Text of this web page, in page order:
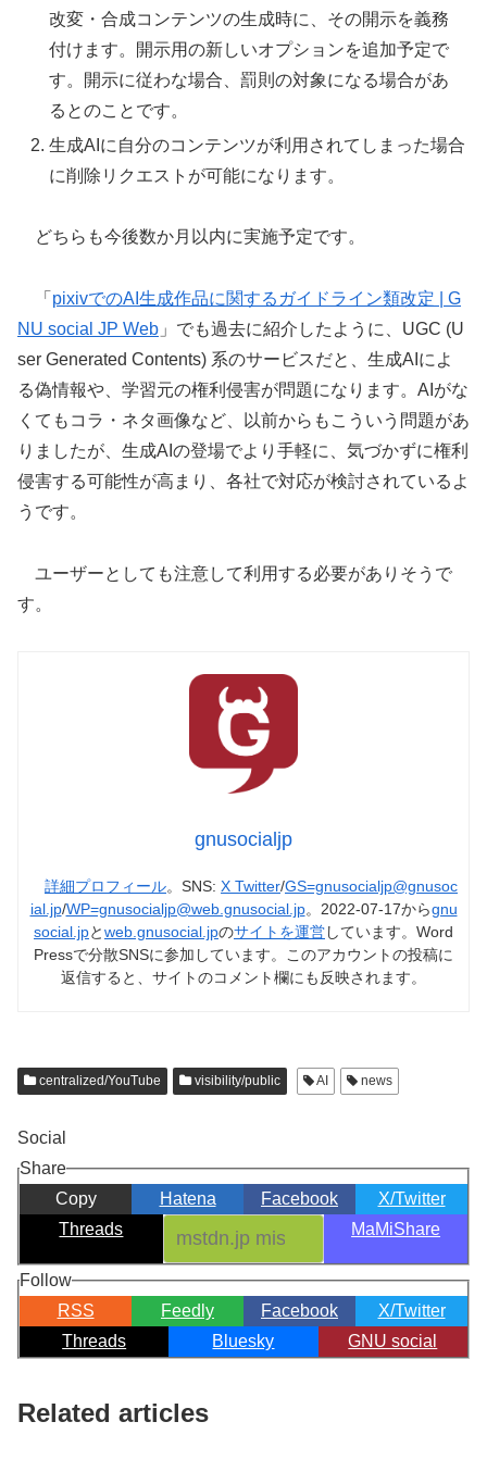
改変・合成コンテンツの生成時に、その開示を義務
付けます。開示用の新しいオプションを追加予定で
す。開示に従わな場合、罰則の対象になる場合があ
るとのことです。
生成AIに自分のコンテンツが利用されてしまった場合
に削除リクエストが可能になります。
どちらも今後数か月以内に実施予定です。
「 pixivでのAI生成作品に関するガイドライン類改定 | G
NU social JP Web 」でも過去に紹介したように、UGC (U
ser Generated Contents) 系のサービスだと、生成AIによ
る偽情報や、学習元の権利侵害が問題になります。AIがな
くてもコラ・ネタ画像など、以前からもこういう問題があ
りましたが、生成AIの登場でより手軽に、気づかずに権利
侵害する可能性が高まり、各社で対応が検討されているよ
うです。
ユーザーとしても注意して利用する必要がありそうで
す。
gnusocialjp
詳細プロフィール。SNS: X Twitter/GS=gnusocialjp@gnusoc
ial.jp/WP=gnusocialjp@web.gnusocial.jp。2022-07-17からgnu
social.jpとweb.gnusocial.jpのサイトを運営しています。Word
Pressで分散SNSに参加しています。このアカウントの投稿に
返信すると、サイトのコメント欄にも反映されます。
centralized/YouTube visibility/public AI news
Social
Share
Copy
Hatena Facebook
X/Twitter
Threads
MaMiShare
Follow
RSS
Feedly Facebook
X/Twitter
Threads
Bluesky GNU social
Related articles